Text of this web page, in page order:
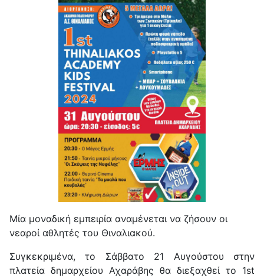
Μία μοναδική εμπειρία αναμένεται να ζήσουν οι
νεαροί αθλητές του Θιναλιακού.
Συγκεκριμένα, το Σάββατο 21 Αυγούστου στην
πλατεία δημαρχείου Αχαράβης θα διεξαχθεί το 1st